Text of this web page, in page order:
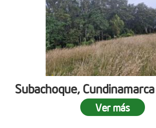
Subachoque, Cundinamarca
Ver más